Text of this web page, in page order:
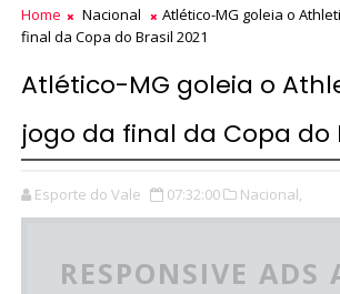
Home Nacional
Atlético-MG goleia o
final da Copa do Brasil 2021
Atlético-MG goleia o
jogo da final da Copa do
Esporte do Vale 07:32:00 Nacional,
RESPONSIVE ADS